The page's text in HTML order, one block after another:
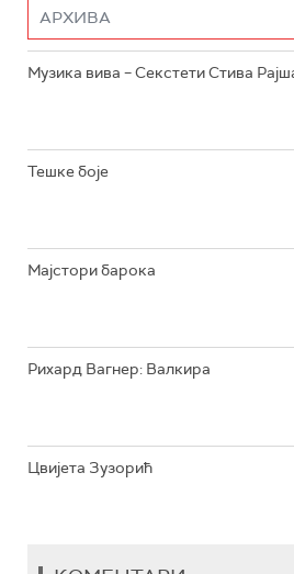
Музика вива – Секстети Стива
Тешке боје
Мајстори барока
Рихард Вагнер: Валкира
Цвијета Зузорић